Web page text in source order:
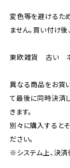
変色等を避けるた
ません。買い付け後
東欧雑貨 古い
異なる商品をお買
て最後に同時決済
きます。
別々に購入すると
ださい。
※システム上、決